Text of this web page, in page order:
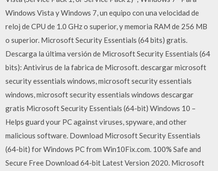
Windows Vista y Windows 7, un equipo con una velocidad de
reloj de CPU de 1.0 GHz o superior, y memoria RAM de 256 MB
o superior. Microsoft Security Essentials (64 bits) gratis.
Descarga la última versión de Microsoft Security Essentials (64
bits): Antivirus de la fabrica de Microsoft. descargar microsoft
security essentials windows, microsoft security essentials
windows, microsoft security essentials windows descargar
gratis Microsoft Security Essentials (64-bit) Windows 10 –
Helps guard your PC against viruses, spyware, and other
malicious software. Download Microsoft Security Essentials
(64-bit) for Windows PC from Win10Fix.com. 100% Safe and
Secure Free Download 64-bit Latest Version 2020. Microsoft